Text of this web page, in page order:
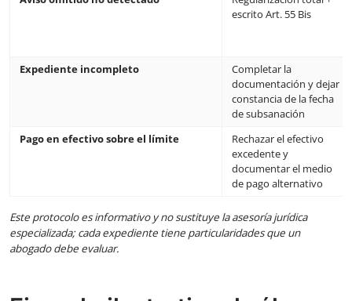
escrito Art. 55 Bis
Expediente incompleto
Completar la
documentación y dejar
constancia de la fecha
de subsanación
Pago en efectivo sobre el límite
Rechazar el efectivo
excedente y
documentar el medio
de pago alternativo
Este protocolo es informativo y no sustituye la asesoría jurídica
especializada; cada expediente tiene particularidades que un
abogado debe evaluar.